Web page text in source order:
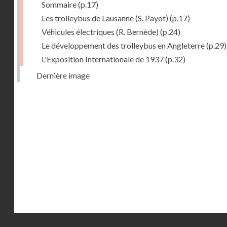
Sommaire(p.17)
Les trolleybus de Lausanne (S. Payot) (p.17)
Véhicules électriques (R. Bernède) (p.24)
Le développement des trolleybus en Angleterre(p.29)
L'Exposition Internationale de 1937(p.32)
Dernière image